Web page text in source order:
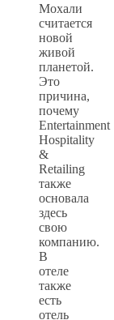
Мохали
считается
новой
живой
планетой.
Это
причина,
почему
Entertainment
Hospitality
&
Retailing
также
основала
здесь
свою
компанию.
В
отеле
также
есть
отель